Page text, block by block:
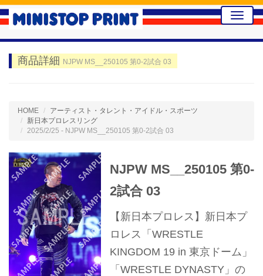
Toggle
商品詳細 NJPW MS__250105 第0-2試合 03
HOME
アーティスト・タレント・アイドル・スポーツ
新日本プロレスリング
2025/2/25 - NJPW MS__250105 第0-2試合 03
NJPW MS__250105 第0-
2試合 03
【新日本プロレス】新日本プ
ロレス「WRESTLE
KINGDOM 19 in 東京ドーム」
「WRESTLE DYNASTY」の